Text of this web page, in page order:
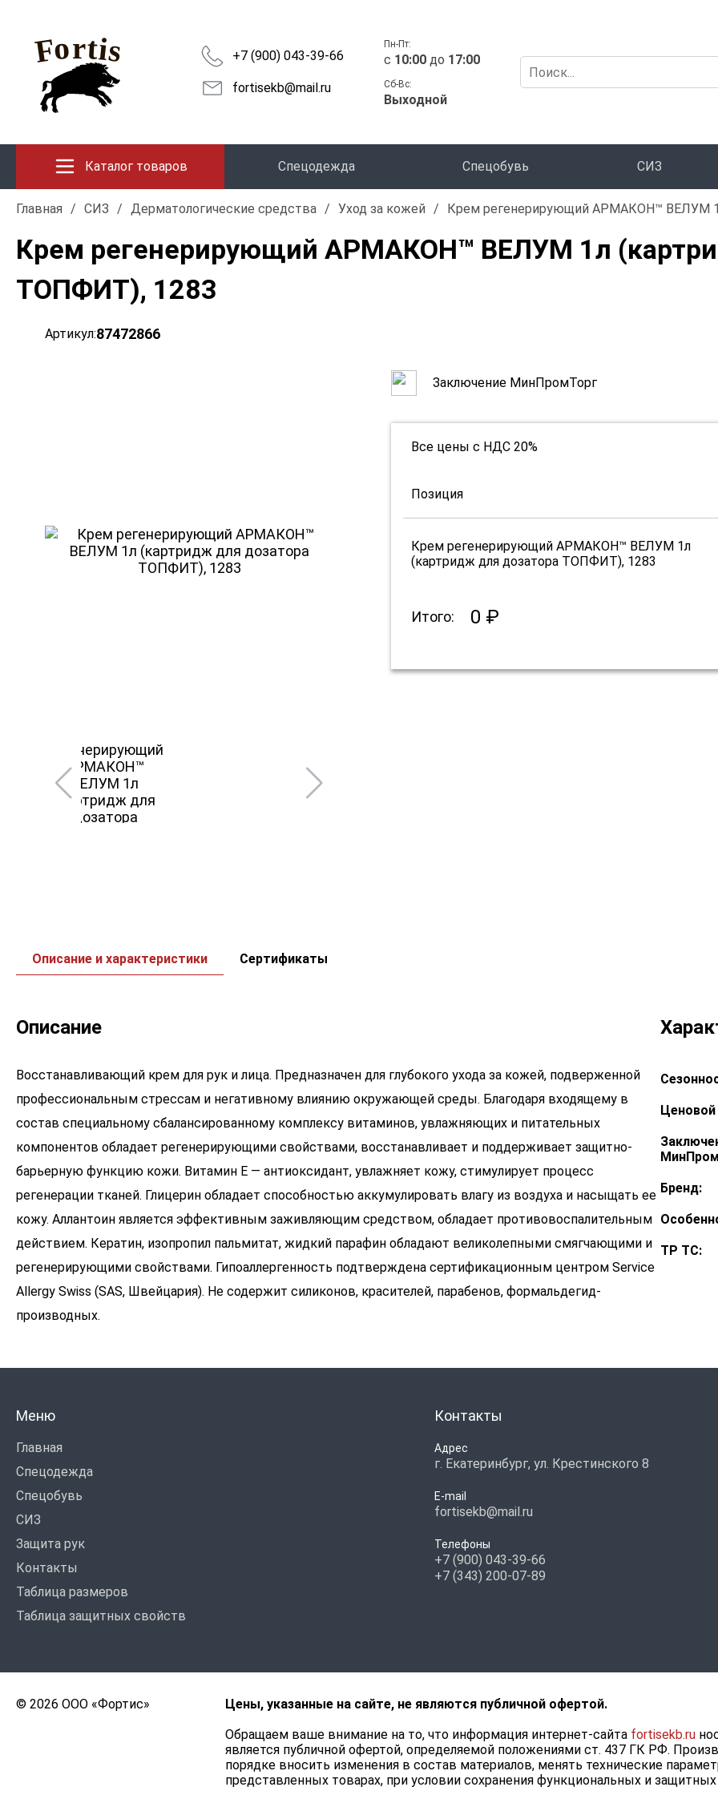
+7 (900) 043-39-66
fortisekb@mail.ru
Пн-Пт:
c 10:00 до 17:00
Сб-Вс:
Выходной
Каталог товаров Спецодежда Спецобувь СИЗ
Главная / СИЗ / Дерматологические средства / Уход за кожей / Крем регенерирующий АРМАКОН™ ВЕЛУМ
Крем регенерирующий АРМАКОН™ ВЕЛУМ 1л
ТОПФИТ), 1283
Артикул:87472866
Заключение МинПромТорг
Все цены с НДС 20%
Позиция
Крем регенерирующий АРМАКОН™ ВЕЛУМ 1л
(картридж для дозатора ТОПФИТ), 1283
Итого: 0 ₽
Описание и характеристики Сертификаты
Описание
Восстанавливающий крем для рук и лица. Предназначен для глубокого ухода за кожей, подверженной
профессиональным стрессам и негативному влиянию окружающей среды. Благодаря входящему в
состав специальному сбалансированному комплексу витаминов, увлажняющих и питательных
компонентов обладает регенерирующими свойствами, восстанавливает и поддерживает защитно-
барьерную функцию кожи. Витамин Е — антиоксидант, увлажняет кожу, стимулирует процесс
регенерации тканей. Глицерин обладает способностью аккумулировать влагу из воздуха и насыщать ее
кожу. Аллантоин является эффективным заживляющим средством, обладает противовоспалительным
действием. Кератин, изопропил пальмитат, жидкий парафин обладают великолепными смягчающими и
регенерирующими свойствами. Гипоаллергенность подтверждена сертификационным центром Service
Allergy Swiss (SAS, Швейцария). Не содержит силиконов, красителей, парабенов, формальдегид-
производных.
Ценовой
Бренд:
ТР ТС:
Меню
Главная
Спецодежда
Спецобувь
СИЗ
Защита рук
Контакты
Таблица размеров
Таблица защитных свойств
Контакты
Адрес
г. Екатеринбург, ул. Крестинского 8
E-mail
fortisekb@mail.ru
Телефоны
+7 (900) 043-39-66
+7 (343) 200-07-89
© 2026 ООО «Фортис»
Цены, указанные на сайте, не являются публичной офертой.
Обращаем ваше внимание на то, что информация интернет-сайта fortisekb.ru
является публичной офертой, определяемой положениями ст. 437 ГК РФ.
порядке вносить изменения в состав материалов, менять технические
представленных товарах, при условии сохранения функциональных и